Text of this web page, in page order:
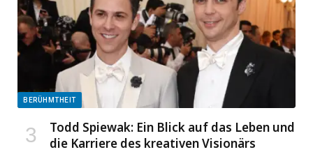
BERÜHMTHEIT
Todd Spiewak: Ein Blick auf das Leben und
die Karriere des kreativen Visionärs